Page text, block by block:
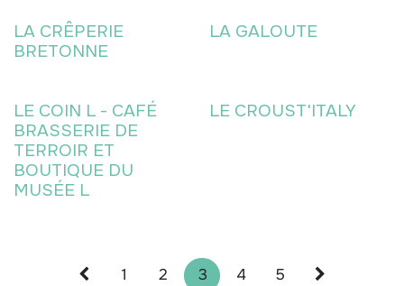
LA CRÊPERIE
BRETONNE
LA GALOUTE
LE COIN L - CAFÉ
BRASSERIE DE
TERROIR ET
BOUTIQUE DU
MUSÉE L
LE CROUST'ITALY
1 2 3 4 5